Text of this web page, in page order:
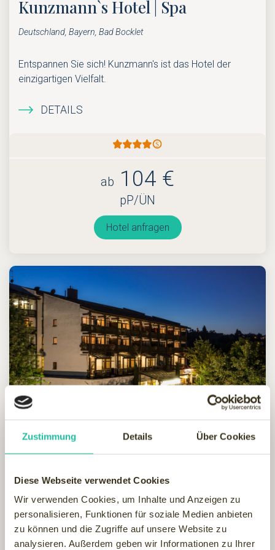
Zustimmung Details Über Cookies
Diese Webseite verwendet Cookies
Wir verwenden Cookies, um Inhalte und Anzeigen zu
personalisieren, Funktionen für soziale Medien anbieten
zu können und die Zugriffe auf unsere Website zu
analysieren. Außerdem geben wir Informationen zu Ihrer
Kunzmann`s Hotel | Spa
Deutschland, Bayern, Bad Bocklet
Entspannen Sie sich! Kunzmann's ist das Hotel der
einzigartigen Vielfalt.
DETAILS
ab 104 €
pP/ÜN
Hotel anfragen
AktiVital Hotel
Deutschland, Bayern, Bad Griesbach
Sportlich & Aktiv mit Wellness gepaart Das ***S
AktiVital Hotel liegt im Osten von Bad Griesbach in
attraktiver Hanglage zwischen dem Kurviertel